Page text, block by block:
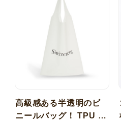
高級感ある半透明のビ
ニールバッグ！ TPU 梨